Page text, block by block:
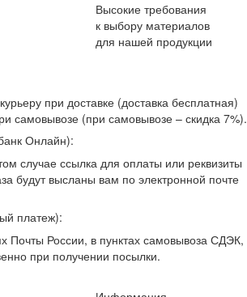
Высокие требования
к выбору материалов
для нашей продукции
при доставке (доставка бесплатная)
самовывозе (при самовывозе – скидка 7%).
Онлайн):
случае ссылка для оплаты или реквизиты
будут высланы вам по электронной почте
платеж):
Почты России, в пунктах самовывоза СДЭК,
при получении посылки.